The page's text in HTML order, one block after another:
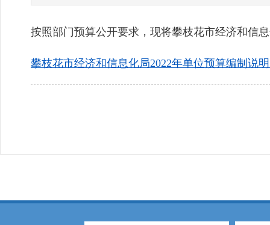
按照部门预算公开要求，现将攀枝花市经济和信
攀枝花市经济和信息化局2022年单位预算编制说